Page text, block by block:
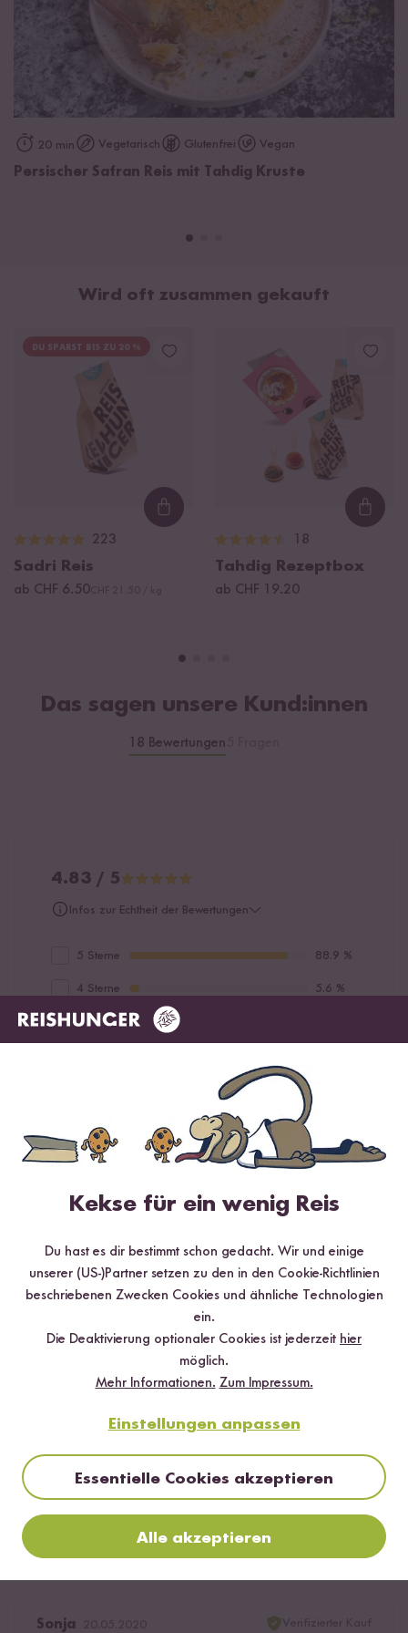
20 min Vegetarisch Glutenfrei Vegan
Persischer Safran Reis mit Tahdig Kruste
Wird oft zusammen gekauft
DU SPARST BIS ZU 20 %
Loading...
223
Sadri Reis
ab CHF 6.50
18
Tahdig Rezeptbox
ab CHF 19.20
Das sagen unsere Kund:innen
18 Bewertungen
4.83 / 5
Infos zur Echtheit der Bewertungen
5 Sterne 88.9 %
4 Sterne 5.6 %
3 Sterne
Bewerte dieses Produkt
HilfreichsteNeuesteHöchste Bewertung Niedrigste Bewertung
Super Qualität... und zu den paar Safranfäden aus
dem Supermarkt im Verhältnis bei 1 g sogar noch
preiswerter!
Personen fanden diese Antwort hilfreich
Sonja
Kekse für ein wenig Reis
Du hast es dir bestimmt schon gedacht. Wir und einige
unserer (US-)Partner setzen zu den in den Cookie-Richtlinien
beschriebenen Zwecken Cookies und ähnliche Technologien
ein.
Die Deaktivierung optionaler Cookies ist jederzeit hier
möglich.
Mehr Informationen. Zum Impressum.
Einstellungen anpassen
Essentielle Cookies akzeptieren
Alle akzeptieren